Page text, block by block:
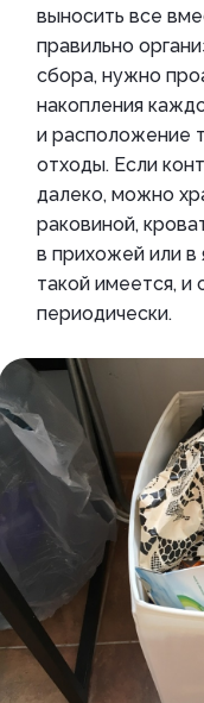
выносить все
правильно
сбора, нужно
накопления
и расположение
отходы. Если
далеко, можно
раковиной,
в прихожей или
такой имеется, и
периодически.